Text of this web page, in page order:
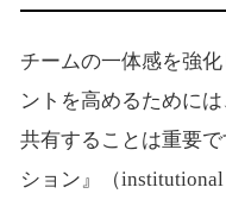
チームの一体感を強
ントを高めるために
共有することは重要
ション』（